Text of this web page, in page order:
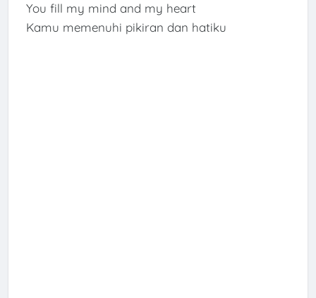
You fill my mind and my heart
Kamu memenuhi pikiran dan hatiku